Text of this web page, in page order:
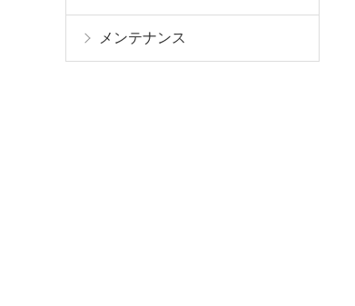
メンテナンス